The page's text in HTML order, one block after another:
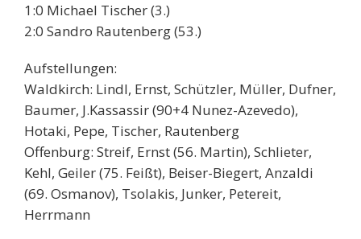
1:0 Michael Tischer (3.)
2:0 Sandro Rautenberg (53.)
Aufstellungen:
Waldkirch: Lindl, Ernst, Schützler, Müller, Dufner,
Baumer, J.Kassassir (90+4 Nunez-Azevedo),
Hotaki, Pepe, Tischer, Rautenberg
Offenburg: Streif, Ernst (56. Martin), Schlieter,
Kehl, Geiler (75. Feißt), Beiser-Biegert, Anzaldi
(69. Osmanov), Tsolakis, Junker, Petereit,
Herrmann